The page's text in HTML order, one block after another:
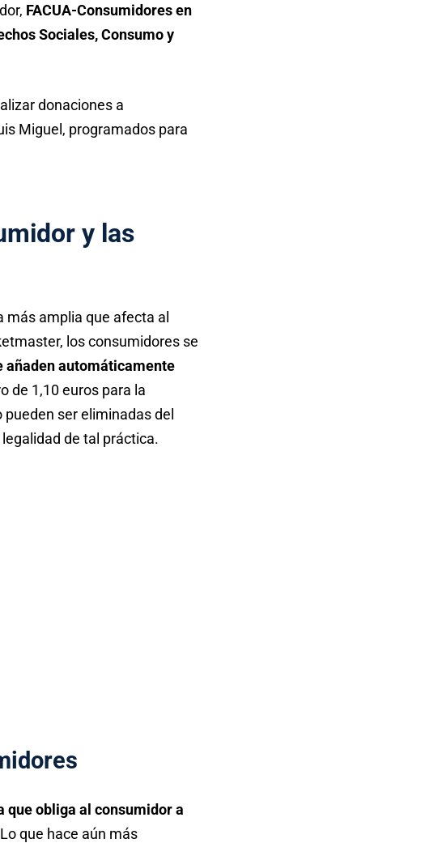
FACUA-Consumidores en
Sociales, Consumo y
donaciones a
Miguel, programados para
y las
más amplia que afecta al
los consumidores se
añaden automáticamente
de 1,10 euros para la
ser eliminadas del
de tal práctica.
que obliga al consumidor a
que hace aún más